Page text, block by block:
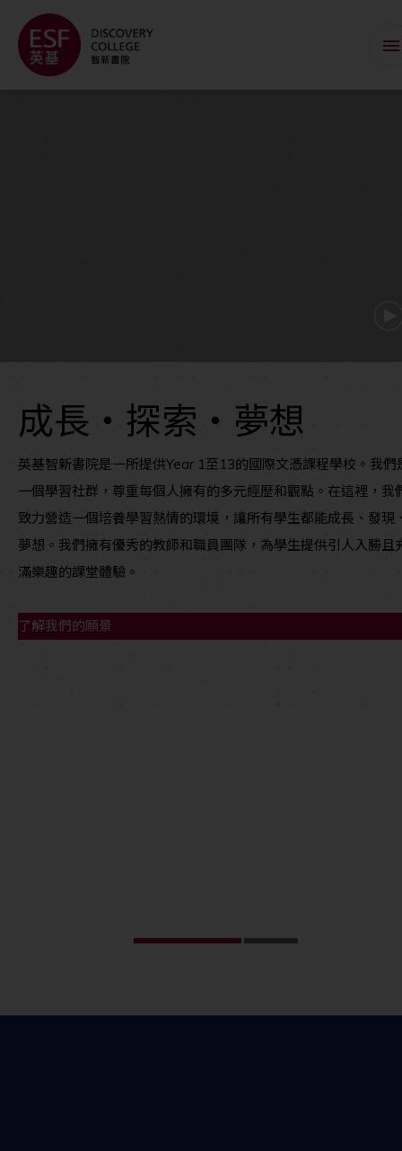
成長・探索 ・ 夢想
英基智新書院是一所提供Year 1至13的國際文憑課程學校。我們
一個學習社群，尊重每個人擁有的多元經歷和觀點。在這裡，我
致力營造一個培養學習熱情的環境，讓所有學生都能成長、發現
夢想。我們擁有優秀的教師和職員團隊，為學生提供引人入勝且
滿樂趣的課堂體驗。
了解我們的願景